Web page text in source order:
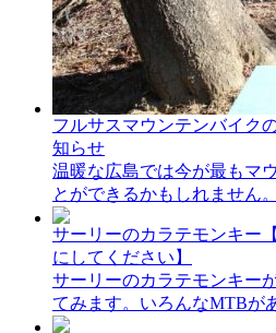
フルサスマウンテンバイク
知らせ
温暖な広島では今が最もマ
とができるかもしれません
サーリーのカラテモンキー
にしてください】
サーリーのカラテモンキー
てみます。いろんなMTBが